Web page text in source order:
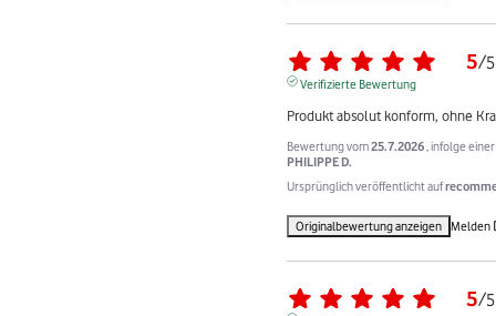
5/5
Verifizierte Bewertung
Produkt absolut konform, ohne
Bewertung vom25.7.2026 , infolge
PHILIPPE D.
Ursprünglich veröffentlicht auf
Originalbewertung anzeigen Melden
5/5